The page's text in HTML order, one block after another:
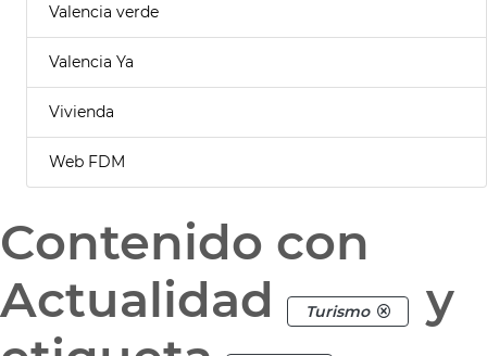
Valencia verde
Valencia Ya
Vivienda
Web FDM
Contenido con
Actualidad
Turismo
y